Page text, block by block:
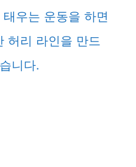
우는 운동을 하면
허리 라인을 만드
니다.